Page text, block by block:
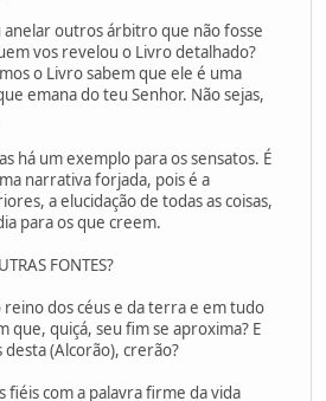
anelar outros árbitro que não fosse
vos revelou o Livro detalhado?
o Livro sabem que ele é uma
emana do teu Senhor. Não sejas,
há um exemplo para os sensatos. É
narrativa forjada, pois é a
a elucidação de todas as coisas,
para os que creem.
FONTES?
dos céus e da terra e em tudo
que, quiçá, seu fim se aproxima? E
(Alcorão), crerão?
fiéis com a palavra firme da vida